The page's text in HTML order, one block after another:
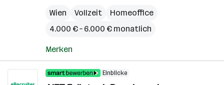
Wien
Vollzeit
Homeoffice
4.000 € – 6.000 € monatlich
Merken
Einblicke